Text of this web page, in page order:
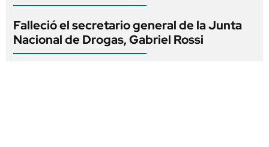
Falleció el secretario general de la Junta
Nacional de Drogas, Gabriel Rossi